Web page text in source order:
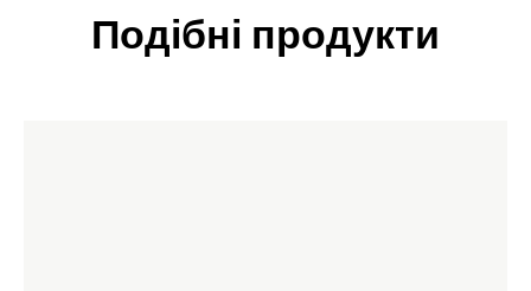
Подібні продукти